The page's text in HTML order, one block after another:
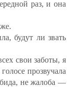
раз, и она
будут ли звать
свои заботы, я
прозвучала
не жалоба —